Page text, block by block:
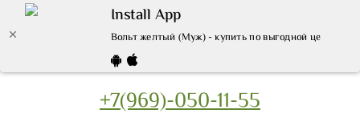
Install App
Вольт желтый (Муж) - купить по выгодной цене |
+7(969)-050-11-55